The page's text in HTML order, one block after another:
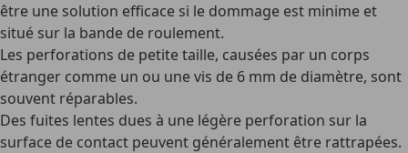
être une solution efficace si le dommage est minime et
situé sur la bande de roulement.
Les perforations de petite taille, causées par un corps
étranger comme un ou une vis de 6 mm de diamètre, sont
souvent réparables.
Des fuites lentes dues à une légère perforation sur la
surface de contact peuvent généralement être rattrapées.